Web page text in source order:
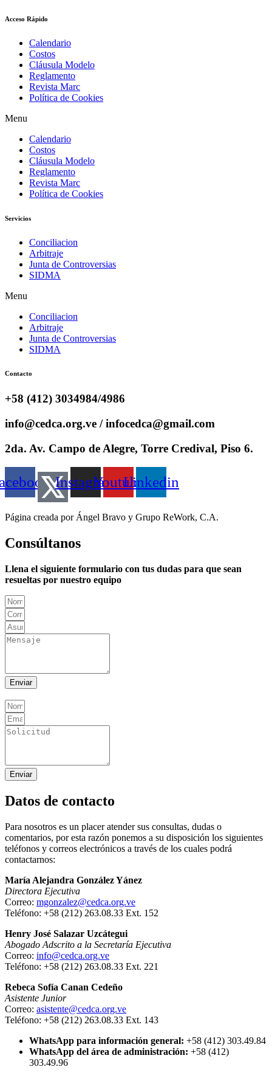
Acceso Rápido
Calendario
Costos
Cláusula Modelo
Reglamento
Revista Marc
Política de Cookies
Menu
Calendario
Costos
Cláusula Modelo
Reglamento
Revista Marc
Política de Cookies
Servicios
Conciliacion
Arbitraje
Junta de Controversias
SIDMA
Menu
Conciliacion
Arbitraje
Junta de Controversias
SIDMA
Contacto
+58 (412) 3034984/4986
info@cedca.org.ve / infocedca@gmail.com
2da. Av. Campo de Alegre, Torre Credival, Piso 6.
InstagramYoutubeLinkedin
Página creada por Ángel Bravo y Grupo ReWork, C.A.
Consúltanos
Llena el siguiente formulario con tus dudas para que sean
resueltas por nuestro equipo
Enviar
Enviar
Datos de contacto
Para nosotros es un placer atender sus consultas, dudas o
comentarios, por esta razón ponemos a su disposición los siguientes
teléfonos y correos electrónicos a través de los cuales podrá
contactarnos:
María Alejandra González Yánez
Directora Ejecutiva
Correo: mgonzalez@cedca.org.ve
Teléfono: +58 (212) 263.08.33 Ext. 152
Henry José Salazar Uzcátegui
Abogado Adscrito a la Secretaría Ejecutiva
Correo: info@cedca.org.ve
Teléfono: +58 (212) 263.08.33 Ext. 221
Rebeca Sofía Canan Cedeño
Asistente Junior
Correo: asistente@cedca.org.ve
Teléfono: +58 (212) 263.08.33 Ext. 143
WhatsApp para información general: +58 (412) 303.49.84
WhatsApp del área de administración: +58 (412)
303.49.96